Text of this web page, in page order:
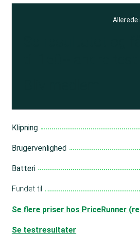
Allerede
Klipning
Brugervenlighed
Batteri
Fundet til
Se flere priser hos PriceRunner
Se testresultater